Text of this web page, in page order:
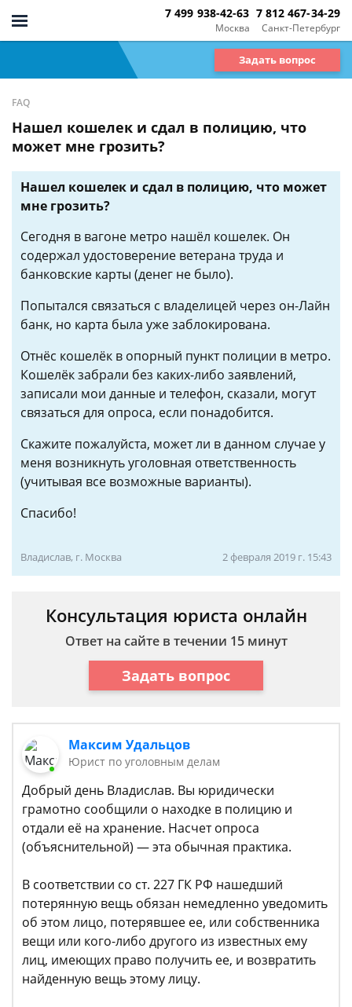
Москва
7 499 938-42-63
Санкт-Петербург
7 812 467-34-29
Задать вопрос
FAQ
Нашел кошелек и сдал в полицию, что
может мне грозить?
Нашел кошелек и сдал в полицию, что может
мне грозить?
Сегодня в вагоне метро нашёл кошелек. Он
содержал удостоверение ветерана труда и
банковские карты (денег не было).
Попытался связаться с владелицей через он-Лайн
банк, но карта была уже заблокирована.
Отнёс кошелёк в опорный пункт полиции в метро.
Кошелёк забрали без каких-либо заявлений,
записали мои данные и телефон, сказали, могут
связаться для опроса, если понадобится.
Скажите пожалуйста, может ли в данном случае у
меня возникнуть уголовная ответственность
(учитывая все возможные варианты).
Спасибо!
Владислав, г. Москва 2 февраля 2019 г. 15:43
Консультация юриста онлайн
Ответ на сайте в течении 15 минут
Задать вопрос
Максим Удальцов
Юрист по уголовным делам
Добрый день Владислав. Вы юридически
грамотно сообщили о находке в полицию и
отдали её на хранение. Насчет опроса
(объяснительной) — эта обычная практика.
В соответствии со ст. 227 ГК РФ нашедший
потерянную вещь обязан немедленно уведомить
об этом лицо, потерявшее ее, или собственника
вещи или кого-либо другого из известных ему
лиц, имеющих право получить ее, и возвратить
найденную вещь этому лицу.